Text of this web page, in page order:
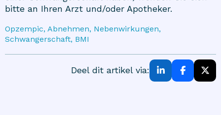
bitte an Ihren Arzt und/oder Apotheker.
Opzempic, Abnehmen, Nebenwirkungen,
Schwangerschaft, BMI
Deel dit artikel via: